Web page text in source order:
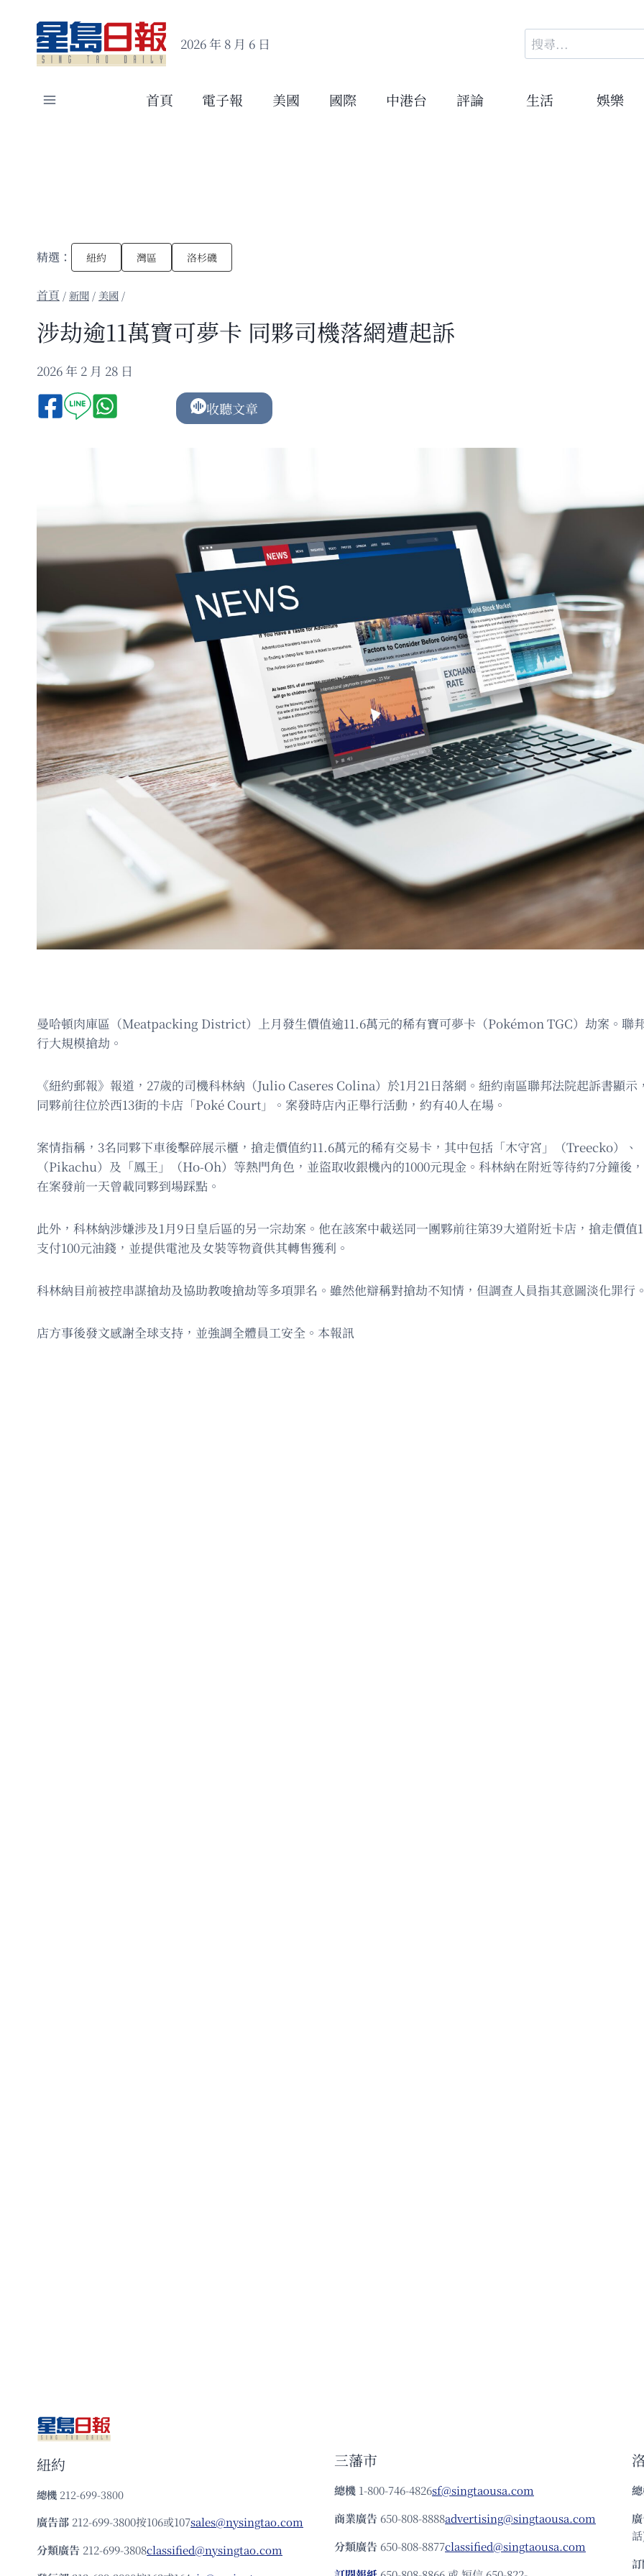
content
2026 年 8 月 6 日
搜
尋
鍵
首頁 電子報 美國 國際 中港台 評論 生活 娛樂
精選： 紐約 灣區 洛杉磯
/新聞 / 美國 /
涉劫逾11萬寶可夢卡 同夥司機落網遭起訴
2026 年 2 月 28 日
收聽文章
曼哈頓肉庫區（Meatpacking District）上月發生價值逾11.6萬元的稀有寶可夢卡（Pokémon TGC）劫案。聯
行大規模搶劫。
《紐約郵報》報道，27歲的司機科林納（Julio Caseres Colina）於1月21日落網。紐約南區聯邦法院起訴書顯
同夥前往位於西13街的卡店「Poké Court」。案發時店內正舉行活動，約有40人在場。
案情指稱，3名同夥下車後擊碎展示櫃，搶走價值約11.6萬元的稀有交易卡，其中包括「木守宮」（Treecko）
（Pikachu）及「鳳王」（Ho-Oh）等熱門角色，並盜取收銀機內的1000元現金。科林納在附近等待約7分鐘後
在案發前一天曾載同夥到場踩點。
此外，科林納涉嫌涉及1月9日皇后區的另一宗劫案。他在該案中載送同一團夥前往第39大道附近卡店，搶走價
支付100元油錢，並提供電池及女裝等物資供其轉售獲利。
科林納目前被控串謀搶劫及協助教唆搶劫等多項罪名。雖然他辯稱對搶劫不知情，但調查人員指其意圖淡化罪行
店方事後發文感謝全球支持，並強調全體員工安全。本報訊
紐約
總機 212-699-3800
廣告部 212-699-3800按106或107sales@nysingtao.com
分類廣告 212-699-3808classified@nysingtao.com
三藩市
總機 1-800-746-4826sf@singtaousa.com
商業廣告 650-808-8888advertising@singtaousa.com
分類廣告 650-808-8877classified@singtaousa.com